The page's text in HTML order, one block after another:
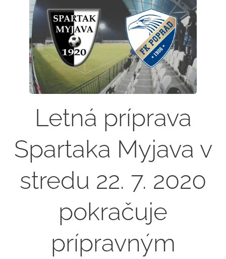
Letná príprava
Spartaka Myjava v
stredu 22. 7. 2020
pokračuje
prípravným